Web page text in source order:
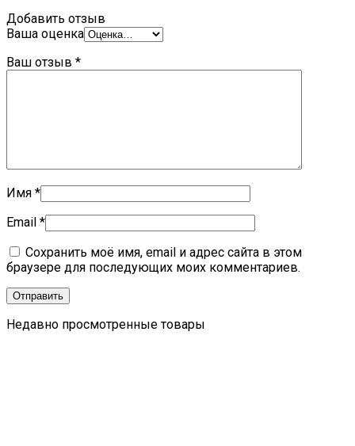
Добавить отзыв
Ваша оценка
Ваш отзыв *
Имя *
Email *
Сохранить моё имя, email и адрес сайта в этом
браузере для последующих моих комментариев.
Недавно просмотренные товары